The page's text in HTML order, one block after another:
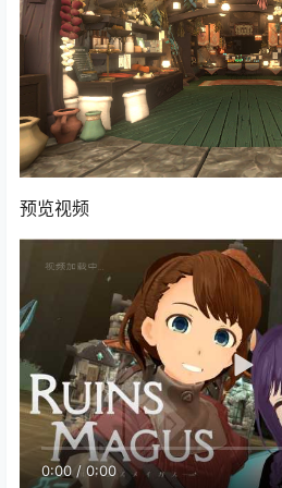
预览视频
0:00 / 0:00